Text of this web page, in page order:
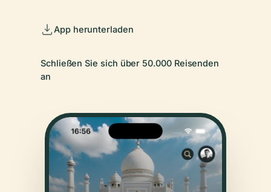
App herunterladen
Schließen Sie sich über 50.000 Reisenden
an